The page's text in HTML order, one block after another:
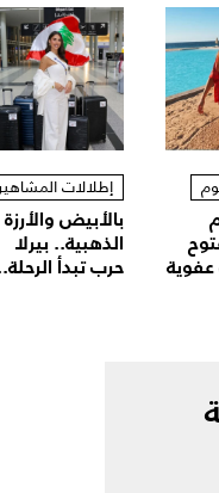
إطلالات
بالأبيض والأرزة
الذهبية.. بيرلا
حرب تبدأ